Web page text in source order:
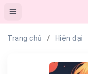
Trang chủ Hiện đại